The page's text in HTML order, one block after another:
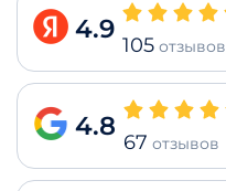
4.9
105 отзывов
4.8
67 отзывов